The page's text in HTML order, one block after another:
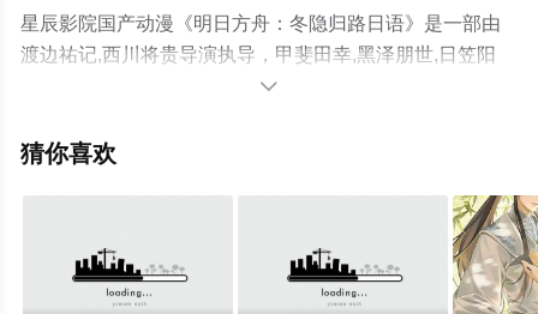
星辰影院国产动漫《明日方舟：冬隐归路日语》是一部由
渡边祐记,西川将贵导演执导，甲斐田幸,黑泽朋世,日笠阳
子,加隈亚衣,广桥凉,种田梨沙,中原麻衣,福圆美里,小清水亚
加奈惠,坂本真绫,天崎滉平,堀江瞬,千本木彩花,竹达彩奈,高
陆动漫，大结局剧情已揭晓（1-8全集），手机免费观看高
清未删减完整版动漫全集就上星辰电影网，更多相关信息
可移步至豆瓣动漫、电视猫或剧情网等平台了解。

猜你喜欢